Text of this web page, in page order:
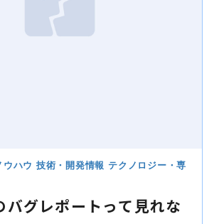
ウハウ 技術・開発情報 テクノロジー・専
グレポートって見れな